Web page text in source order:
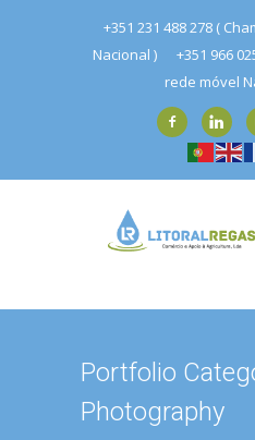
+351 231 488 278 (
Nacional )
+351 966
rede móvel
Portfolio
Photography